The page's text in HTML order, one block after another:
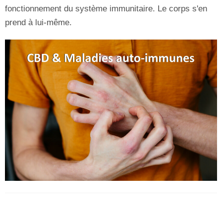
fonctionnement du système immunitaire. Le corps s'en
prend à lui-même.